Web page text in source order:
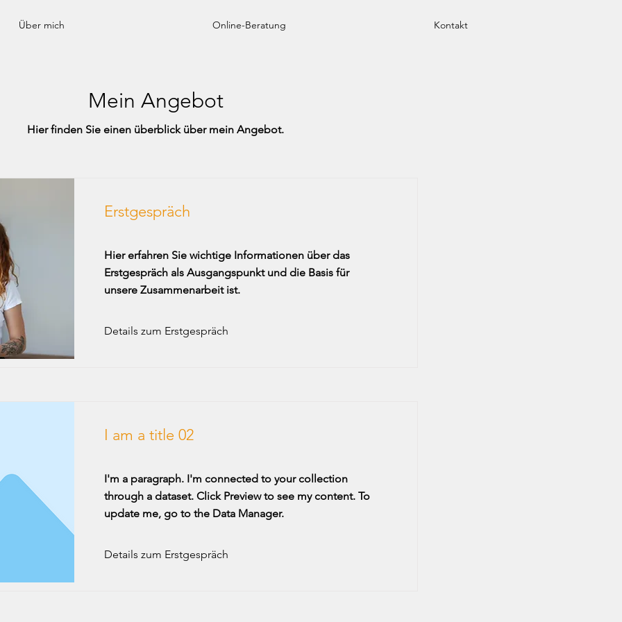
Über mich Online-Beratung Kontakt
Mein Angebot
Hier finden Sie einen überblick über mein Angebot.
Erstgespräch
Hier erfahren Sie wichtige Informationen über das
Erstgespräch als Ausgangspunkt und die Basis für
unsere Zusammenarbeit ist.
Details zum Erstgespräch
I am a title 02
I'm a paragraph. I'm connected to your collection
through a dataset. Click Preview to see my content. To
update me, go to the Data Manager.
Details zum Erstgespräch